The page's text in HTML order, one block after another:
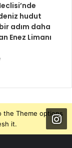
hudut
adım daha
Enez Limanı
the Theme options
it.